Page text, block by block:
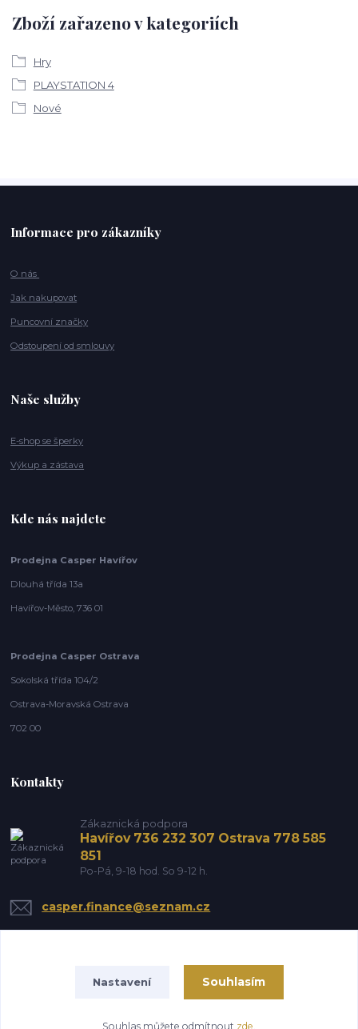
Zboží zařazeno v kategoriích
Hry
PLAYSTATION 4
Nové
Informace pro zákazníky
O nás
Jak nakupovat
Puncovní značky
Odstoupení od smlouvy
Naše služby
E-shop se šperky
Výkup a zástava
Kde nás najdete
Prodejna Casper Havířov
Dlouhá třída 13a
Havířov-Město, 736 01
Prodejna Casper Ostrava
Sokolská třída 104/2
Ostrava-Moravská Ostrava
702 00
Kontakty
Zákaznická podpora
Havířov 736 232 307 Ostrava 778 585
851
Po-Pá, 9-18 hod. So 9-12 h.
casper.finance@seznam.cz
Nastavení Souhlasím
Souhlas můžete odmítnout zde